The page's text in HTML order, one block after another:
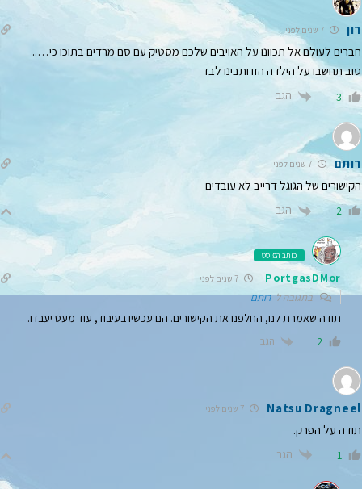
רון
חברים לעולם אל תכוונו על האויבים שלכם מסטיק עם סם מרדים בתוכו כי…..
טוב תחשבו על הילדה הזו ותבינו לבד
3 הגב
רותם
הקישורים של הגוגל דרייב לא עובדים
2 הגב
כותב הפוסט
PortgasDMor
בתגובה לרותם
תודה שאמרת לנו, החלפנו את הקישורים. הם עכשיו בעיבוד, עוד מעט יעבדו.
2 הגב
Natsu Dragneel
תודה על הפרק.
1 הגב